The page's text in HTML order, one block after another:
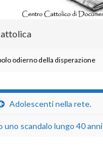
odierno della disperazione
Adolescenti nella rete.
uno scandalo lungo 40 anni